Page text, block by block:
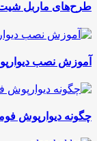
طرح‌های ماربل
آموزش نصب
چگونه دیوارپوش